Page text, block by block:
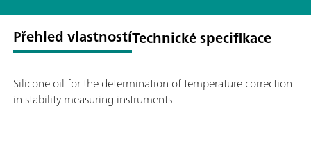
Přehled vlastnostíTechnické specifikace
Silicone oil for the determination of temperature correction
in stability measuring instruments